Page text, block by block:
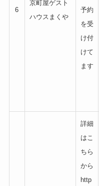
6
京町屋ゲスト
ハウスまくや
予約
を受
け付
けて
ます
詳細
はこ
ちら
から
http